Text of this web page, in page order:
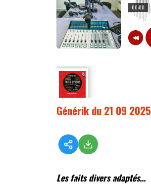
00:00
Générik du 21 09 2025
Les faits divers adaptés...